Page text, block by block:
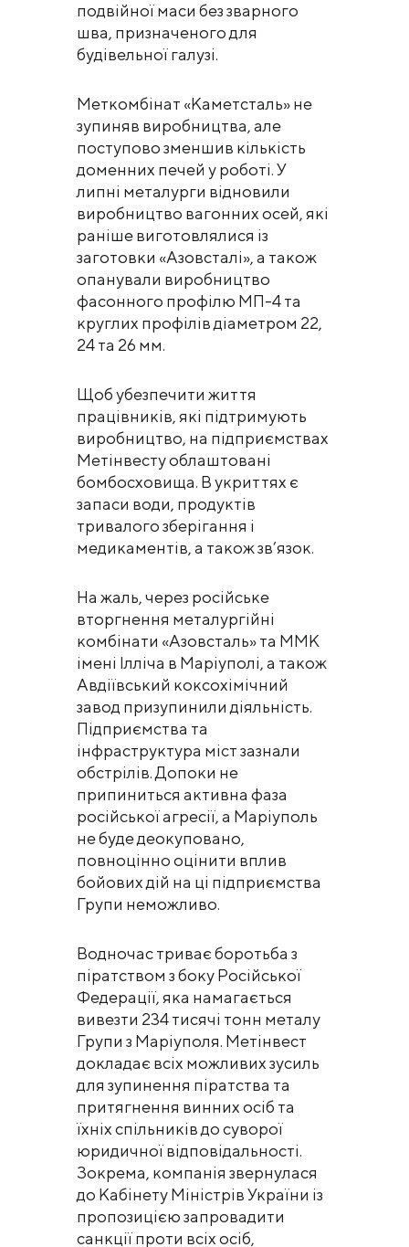
подвійної маси без зварного
шва, призначеного для
будівельної галузі.
Меткомбінат «Каметсталь» не
зупиняв виробництва, але
поступово зменшив кількість
доменних печей у роботі. У
липні металурги відновили
виробництво вагонних осей, які
раніше виготовлялися із
заготовки «Азовсталі», а також
опанували виробництво
фасонного профілю МП-4 та
круглих профілів діаметром 22,
24 та 26 мм.
Щоб убезпечити життя
працівників, які підтримують
виробництво, на підприємствах
Метінвесту облаштовані
бомбосховища. В укриттях є
запаси води, продуктів
тривалого зберігання і
медикаментів, а також зв’язок.
На жаль, через російське
вторгнення металургійні
комбінати «Азовсталь» та ММК
імені Ілліча в Маріуполі, а також
Авдіївський коксохімічний
завод призупинили діяльність.
Підприємства та
інфраструктура міст зазнали
обстрілів. Допоки не
припиниться активна фаза
російської агресії, а Маріуполь
не буде деокуповано,
повноцінно оцінити вплив
бойових дій на ці підприємства
Групи неможливо.
Водночас триває боротьба з
піратством з боку Російської
Федерації, яка намагається
вивезти 234 тисячі тонн металу
Групи з Маріуполя. Метінвест
докладає всіх можливих зусиль
для зупинення піратства та
притягнення винних осіб та
їхніх спільників до суворої
юридичної відповідальності.
Зокрема, компанія звернулася
до Кабінету Міністрів України із
пропозицією запровадити
санкції проти всіх осіб,